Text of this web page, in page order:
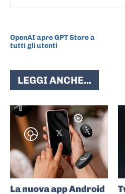
OpenAI apre GPT Store a
tutti gli utenti
LEGGI ANCHE...
La nuova app Android